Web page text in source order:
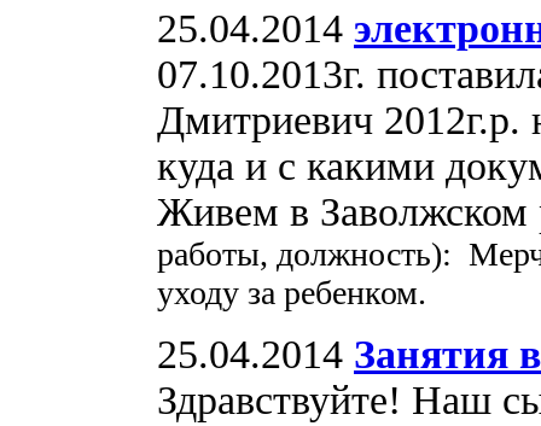
25.04.2014
07.10.2013г.
Дмитриевич 2012г.р.
куда и с какими
Живем в Заволжском
работы, должность):
уходу за ребенком.
25.04.2014 Занятия
Здравствуйте! Наш